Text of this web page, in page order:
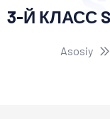
3-Й КЛАСС
Asosiy